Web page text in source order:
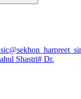
Shastri# Dr.